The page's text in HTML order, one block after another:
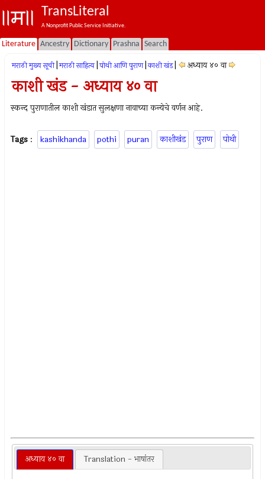
TransLiteral
A Nonprofit Public Service Initiative.
Literature Ancestry Dictionary Prashna Search
मराठी मुख्य सूची मराठी साहित्य पोथी आणि पुराण काशी खंड अध्याय ४० वा
काशी खंड - अध्याय ४० वा
स्कन्द पुराणातील काशी खंडात सुलक्षणा नावाच्या कन्येचे वर्णन आहे.
Tags : kashikhanda pothi puran काशीखंड पुराण पोथी
अध्याय ४० वा Translation - भाषांतर